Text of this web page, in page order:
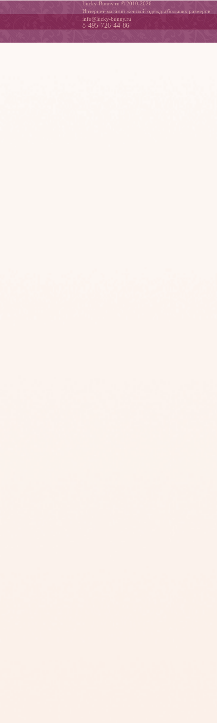
Lucky-Bunny.ru © 2010-2026
Интернет-магазин женской одежды больших размеров
info@lucky-bunny.ru
8-495-726-44-86